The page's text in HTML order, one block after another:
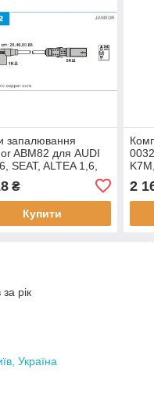
запалювання
ABM82 для AUDI
SEAT, ALTEA 1,6,
1,6, 2,0, IBIZA
LEON 1,6,
1,6, SKODA
₴
Купити
1.4
2
рік
Україна